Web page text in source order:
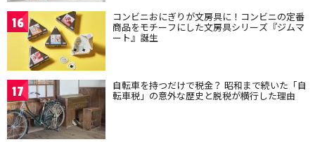
16 コンビニおにぎりが文房具に！コンビニの定番
商品をモチーフにした文房具シリーズ『ジムマ
ート』誕生
17 自転車を持つだけで税金？ 昭和まで続いた「自
転車税」の意外な歴史と脱税が横行した理由